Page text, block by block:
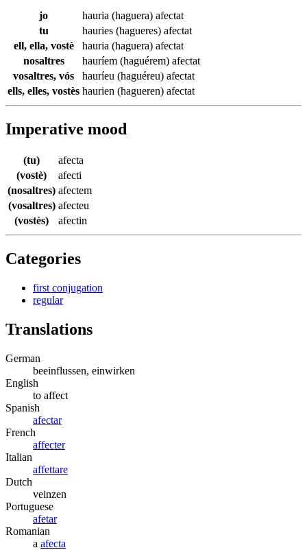
jo hauria (haguera) afectat
tu
hauries (hagueres) afectat
ell, ella, vostè
hauria (haguera) afectat
nosaltres
hauríem (haguérem) afectat
vosaltres, vós
hauríeu (haguéreu) afectat
ells, elles, vostès haurien (hagueren) afectat
Imperative mood
(tu)
afecta
(vostè)
afecti
(nosaltres) afectem
(vosaltres) afecteu
(vostès)
afectin
Categories
first conjugation
regular
Translations
German
beeinflussen, einwirken
English
to affect
Spanish
afectar
French
affecter
Italian
affettare
Dutch
veinzen
Portuguese
afetar
Romanian
a afecta